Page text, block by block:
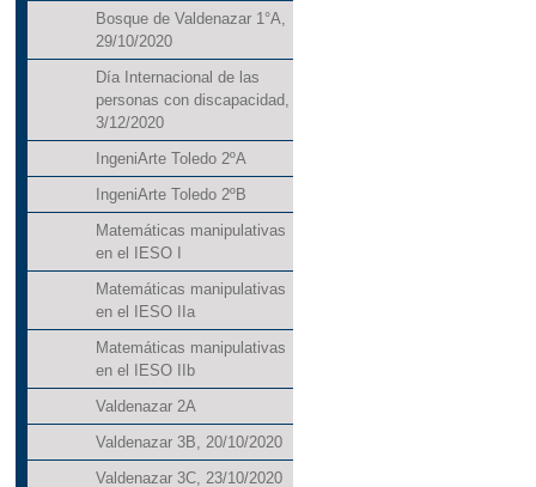
Bosque de Valdenazar 1°A,
29/10/2020
Día Internacional de las
personas con discapacidad,
3/12/2020
IngeniArte Toledo 2ºA
IngeniArte Toledo 2ºB
Matemáticas manipulativas
en el IESO I
Matemáticas manipulativas
en el IESO IIa
Matemáticas manipulativas
en el IESO IIb
Valdenazar 2A
Valdenazar 3B, 20/10/2020
Valdenazar 3C, 23/10/2020